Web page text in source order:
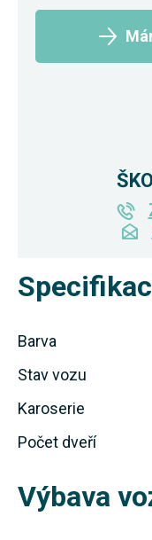
Barva
Stav vozu
Karoserie
Počet dveří
Výbava